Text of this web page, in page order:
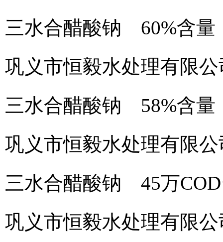
三水合醋酸钠 60%含量
巩义市恒毅水处理有限公
三水合醋酸钠 58%含量
巩义市恒毅水处理有限公
三水合醋酸钠 45万
巩义市恒毅水处理有限公